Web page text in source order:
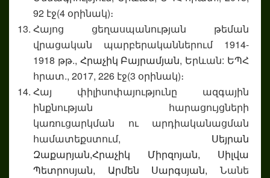
92 էջ(4 օրինակ)։
Հայոց ցեղասպանության թեման
վրացական պարբերականներում 1914-
1918 թթ., Հրաչիկ Բայրամյան, Երևան: ԵՊՀ
հրատ., 2017, 226 էջ(3 օրինակ)։
Հայ փիլիսոփայությունը ազգային
ինքնության հարացույցների
կառուցարկման ու արդիականացման
համատեքստում, Սեյրան
Զաքարյան,Հրաչիկ Միրզոյան,
Սիլվա
Պետրոսյան,
Արմեն Սարգսյան, Նանե